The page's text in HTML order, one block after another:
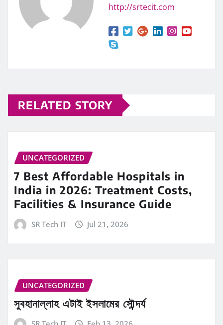
http://srtecit.com
RELATED STORY
UNCATEGORIZED
7 Best Affordable Hospitals in
India in 2026: Treatment Costs,
Facilities & Insurance Guide
SR Tech IT Jul 21, 2026
UNCATEGORIZED
সুবহানাল্লাহ এটাই ইসলামের সৌন্দর্য